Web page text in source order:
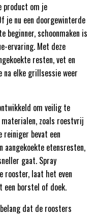
product om je
je nu een doorgewinterde
beginner, schoonmaken is
ervaring. Met deze
resten, vet en
na elke grillsessie weer
om veilig te
zoals roestvrij
bevat een
etensresten,
gaat. Spray
rooster, laat het even
een borstel of doek.
dat de roosters